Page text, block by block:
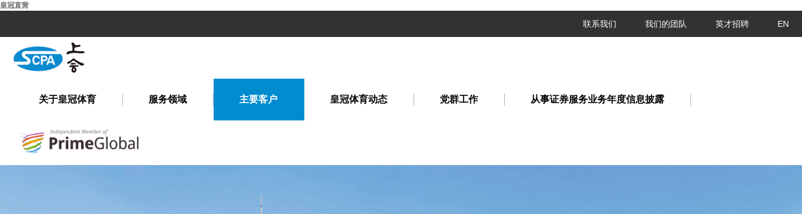
皇冠直营
联系我们 我们的团队 英才招聘 EN
关于皇冠体育 服务领域 主要客户 皇冠体育动态 党群工作 从事证券服务业务年度信息披露